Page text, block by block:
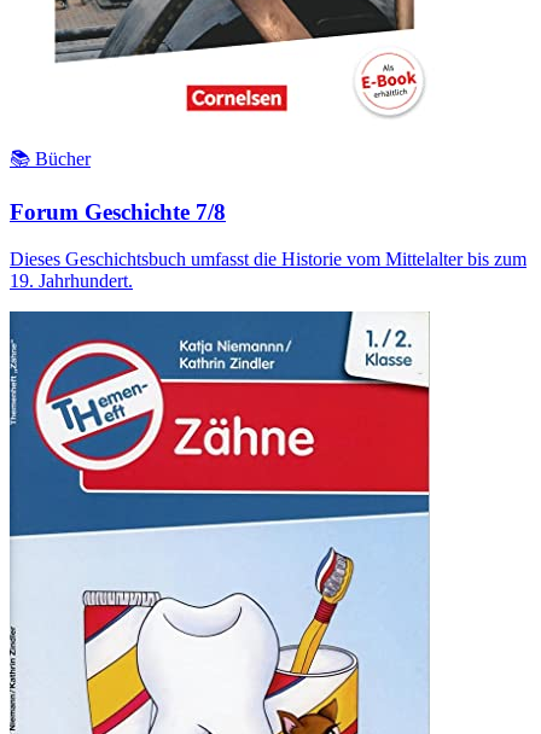
📚 Bücher
Forum Geschichte 7/8
Dieses Geschichtsbuch umfasst die Historie vom Mittelalter bis zum
19. Jahrhundert.